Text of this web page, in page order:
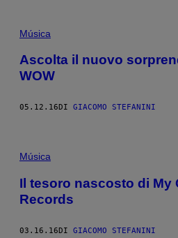
Música
Ascolta il nuovo
WOW
05.12.16 DI GIACOMO STEFANINI
Música
Il tesoro nascosto di My
Records
03.16.16DI GIACOMO STEFANINI